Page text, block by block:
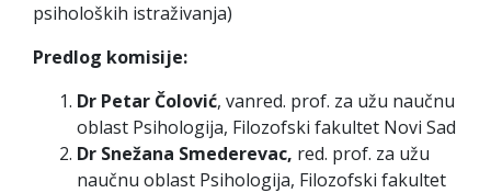
psiholoških istraživanja)
Predlog komisije:
Dr Petar Čolović, vanred. prof. za užu naučnu
oblast Psihologija, Filozofski fakultet Novi Sad
Dr Snežana Smederevac, red. prof. za užu
naučnu oblast Psihologija, Filozofski fakultet